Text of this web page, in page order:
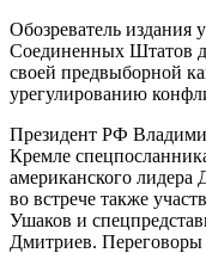
Обозреватель издания
Соединенных Штатов
своей предвыборной
урегулированию
Президент РФ
Кремле
американского
во встрече также
Ушаков и
Дмитриев.